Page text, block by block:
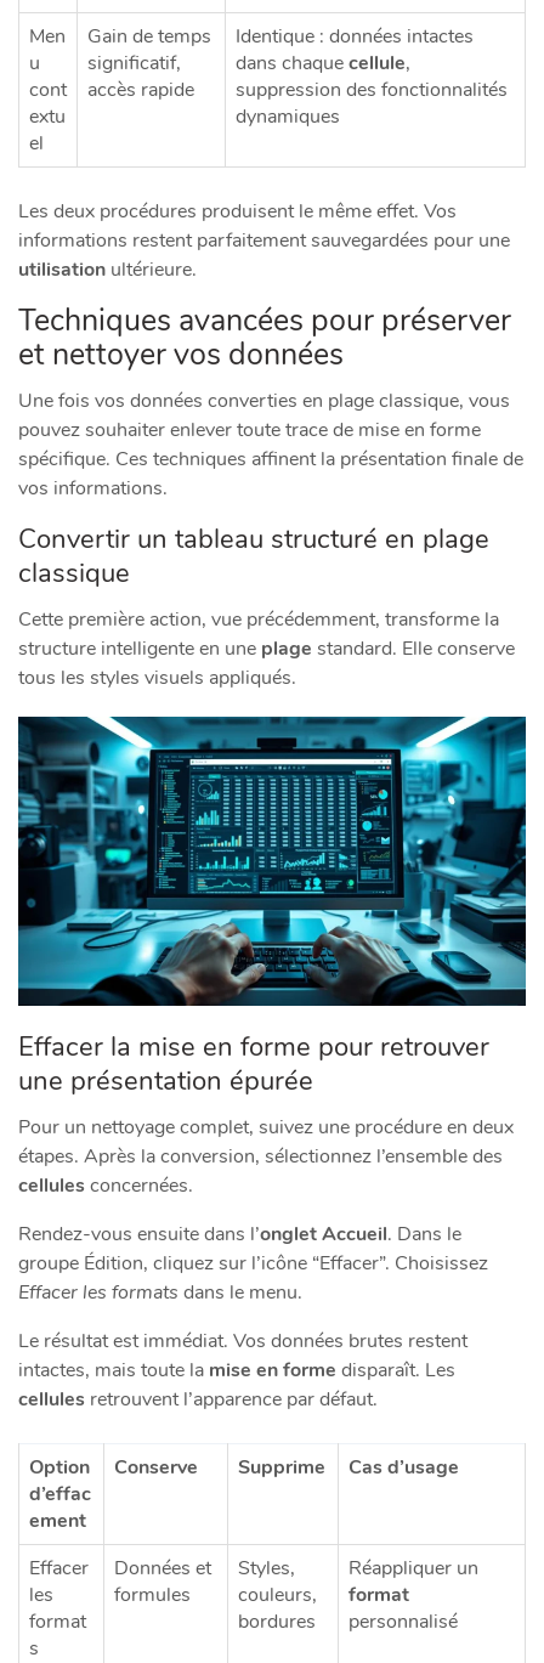
Men
u
cont
extu
el
Gain de temps
significatif,
accès rapide
Identique : données intactes
dans chaquecellule,
suppression des fonctionnalités
dynamiques
Les deux procédures produisent le même effet. Vos
informations restent parfaitement sauvegardées pour une
utilisation ultérieure.
Techniques avancées pour préserver
et nettoyer vos données
Une fois vos données converties en plage classique, vous
pouvez souhaiter enlever toute trace de mise en forme
spécifique. Ces techniques affinent la présentation finale de
vos informations.
Convertir un tableau structuré en plage
classique
Cette première action, vue précédemment, transforme la
structure intelligente en une plage standard. Elle conserve
tous les styles visuels appliqués.
Effacer la mise en forme pour retrouver
une présentation épurée
Pour un nettoyage complet, suivez une procédure en deux
étapes. Après la conversion, sélectionnez l’ensemble des
cellulesconcernées.
Rendez-vous ensuite dans l’onglet Accueil. Dans le
groupe Édition, cliquez sur l’icône “Effacer”. Choisissez
Effacer les formats dans le menu.
Le résultat est immédiat. Vos données brutes restent
intactes, mais toute la mise en forme disparaît. Les
cellules retrouvent l’apparence par défaut.
Option
d’effac
ement
Conserve Supprime Cas d’usage
Effacer
les
format
s
Données et
formules
Styles,
couleurs,
bordures
Réappliquer un
format
personnalisé